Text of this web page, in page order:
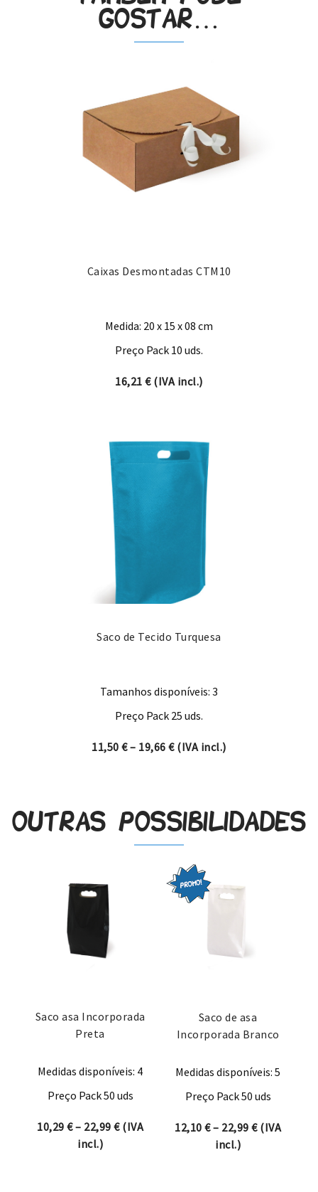
gostar…
Caixas Desmontadas CTM10
Medida: 20 x 15 x 08 cm
Preço Pack 10 uds.
16,21€(IVA incl.)
Saco de Tecido Turquesa
Tamanhos disponíveis: 3
Preço Pack 25 uds.
11,50€– 19,66€Price range: 11,50 €
(IVA incl.)
Outras possibilidades
Saco asa Incorporada
Preta
Medidas disponíveis: 4
Preço Pack 50 uds
10,29 €– 22,99 €Price range: 10,29 € through 22,99 €
(IVA
incl.)
Saco de asa
Incorporada Branco
Medidas disponíveis: 5
Preço Pack 50 uds
12,10 €– 22,99 €Price
(IVA
incl.)